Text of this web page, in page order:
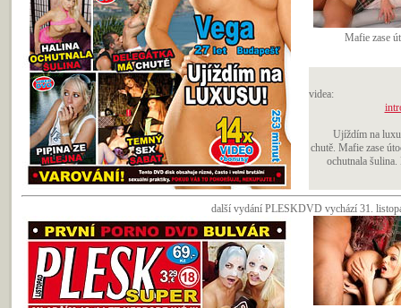
Mafie zase
videa:
Ujíždím na
chutě. Mafie zase
ochutnala
další vydání PLESKDVD vychází 31.